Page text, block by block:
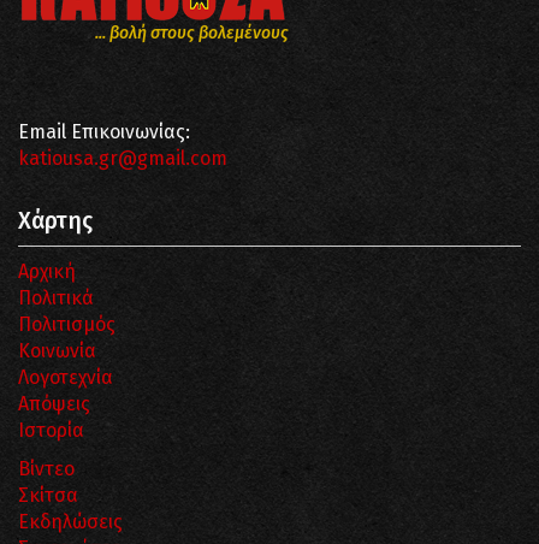
... βολή στους βολεμένους
Email Επικοινωνίας:
katiousa.gr@gmail.com
Χάρτης
Αρχική
Πολιτικά
Πολιτισμός
Κοινωνία
Λογοτεχνία
Απόψεις
Ιστορία
Βίντεο
Σκίτσα
Εκδηλώσεις